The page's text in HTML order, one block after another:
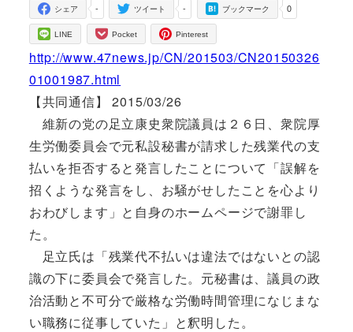
-
シェア -
ツイート 0
ブックマーク
LINE Pocket Pinterest
http://www.47news.jp/CN/201503/CN20150326
01001987.html
【共同通信】 2015/03/26
維新の党の足立康史衆院議員は２６日、衆院厚
生労働委員会で元私設秘書が請求した残業代の支
払いを拒否すると発言したことについて「誤解を
招くような発言をし、お騒がせしたことを心より
おわびします」と自身のホームページで謝罪し
た。
足立氏は「残業代不払いは違法ではないとの認
識の下に委員会で発言した。元秘書は、議員の政
治活動と不可分で厳格な労働時間管理になじまな
い職務に従事していた」と釈明した。